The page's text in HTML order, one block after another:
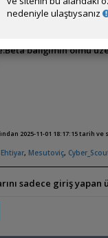
balığımın ölmü
2025-11-01 18:17:15 tarih
Ehtiyar, Mesutoviç,
sadece giriş
nedeniyle ulaştıysanız